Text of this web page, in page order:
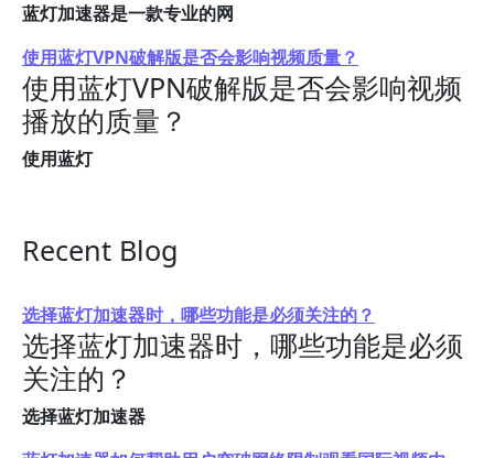
蓝灯加速器是一款专业的网
使用蓝灯VPN破解版是否会影响视频质量？
使用蓝灯VPN破解版是否会影响视频
播放的质量？
使用蓝灯
Recent Blog
选择蓝灯加速器时，哪些功能是必须关注的？
选择蓝灯加速器时，哪些功能是必须
关注的？
选择蓝灯加速器